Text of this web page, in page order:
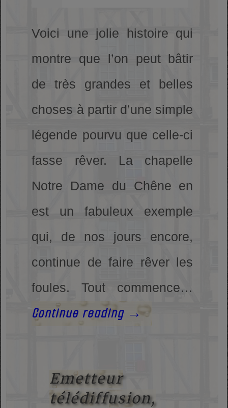
Voici une jolie histoire qui
montre que l’on peut bâtir
de très grandes et belles
choses à partir d’une simple
légende pourvu que celle-ci
fasse rêver. La chapelle
Notre Dame du Chêne en
est un fabuleux exemple
qui, de nos jours encore,
continue de faire rêver les
foules. Tout commence…
Continue reading →
Emetteur
télédiffusion,